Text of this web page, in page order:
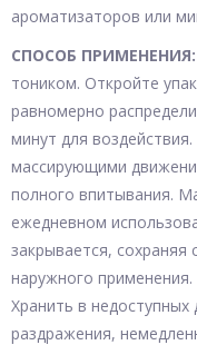
ароматизаторов или
СПОСОБ ПРИМЕНЕНИЯ:
тоником. Откройте
равномерно
минут для
массирующими
полного впитывания.
ежедневном
закрывается, сохраняя
наружного применения.
Хранить в недоступных
раздражения,